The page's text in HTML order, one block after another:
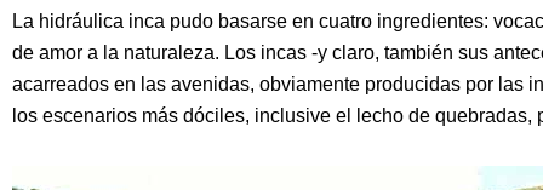
La hidráulica inca pudo basarse en cuatro ingredientes:
de amor a la naturaleza. Los incas -y claro, también sus
acarreados en las avenidas, obviamente producidas por las
los escenarios más dóciles, inclusive el lecho de